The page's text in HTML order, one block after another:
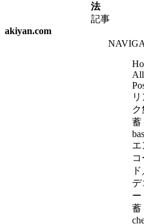
法
記事
akiyan.com
All
リ
ク
蓄
エ
コ
デ
ー
蓄